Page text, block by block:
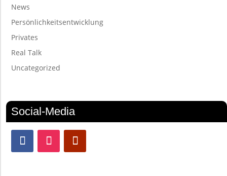
News
Persönlichkeitsentwicklung
Privates
Real Talk
Uncategorized
Social-Media